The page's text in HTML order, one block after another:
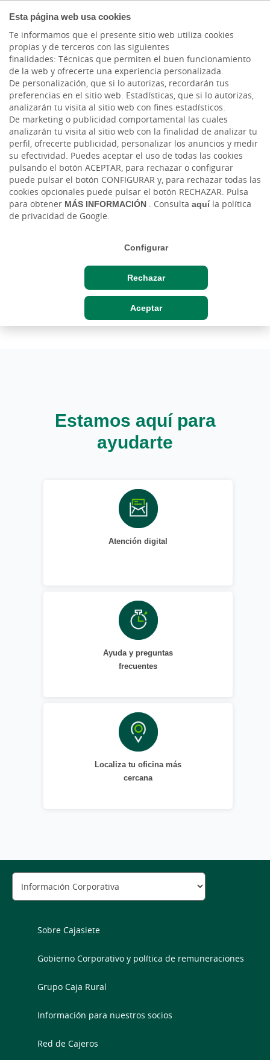
Esta página web usa cookies
Te informamos que el presente sitio web utiliza cookies
propias y de terceros con las siguientes
finalidades: Técnicas que permiten el buen funcionamiento
de la web y ofrecerte una experiencia personalizada.
De personalización, que si lo autorizas, recordarán tus
preferencias en el sitio web. Estadísticas, que si lo autorizas,
analizarán tu visita al sitio web con fines estadísticos.
De marketing o publicidad comportamental las cuales
analizarán tu visita al sitio web con la finalidad de analizar tu
perfil, ofrecerte publicidad, personalizar los anuncios y medir
su efectividad. Puedes aceptar el uso de todas las cookies
pulsando el botón ACEPTAR, para rechazar o configurar
puede pulsar el botón CONFIGURAR y, para rechazar todas las
cookies opcionales puede pulsar el botón RECHAZAR. Pulsa
para obtener MÁS INFORMACIÓN . Consulta aquíla política
de privacidad de Google.
Configurar
Rechazar
Aceptar
Samsung Pay
Estamos aquí para
ayudarte
Atención digital
Ayuda y preguntas
frecuentes
Localiza tu oficina más
cercana
Sobre Cajasiete
Gobierno Corporativo y política de remuneraciones
Grupo Caja Rural
Información para nuestros socios
Red de Cajeros